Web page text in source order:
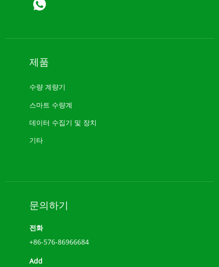
제품
수량 계량기
스마트 수량계
데이터 수집기 ​​및 장치
기타
문의하기
전화
+86-576-86966684
Add